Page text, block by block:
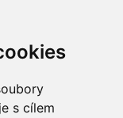
s cílem